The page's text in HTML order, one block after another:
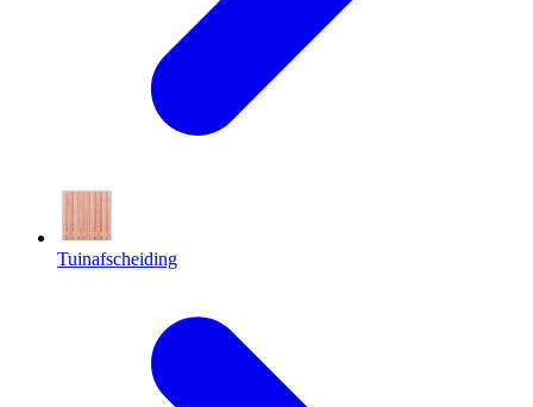
Tuinafscheiding